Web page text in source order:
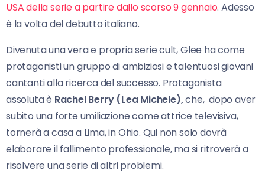
USA della serie a partire dallo scorso 9 gennaio. Adesso
è la volta del debutto italiano.
Divenuta una vera e propria serie cult, Glee ha come
protagonisti un gruppo di ambiziosi e talentuosi giovani
cantanti alla ricerca del successo. Protagonista
assoluta è Rachel Berry (Lea Michele),che, dopo aver
subito una forte umiliazione come attrice televisiva,
tornerà a casa a Lima, in Ohio. Qui non solo dovrà
elaborare il fallimento professionale, ma si ritroverà a
risolvere una serie di altri problemi.